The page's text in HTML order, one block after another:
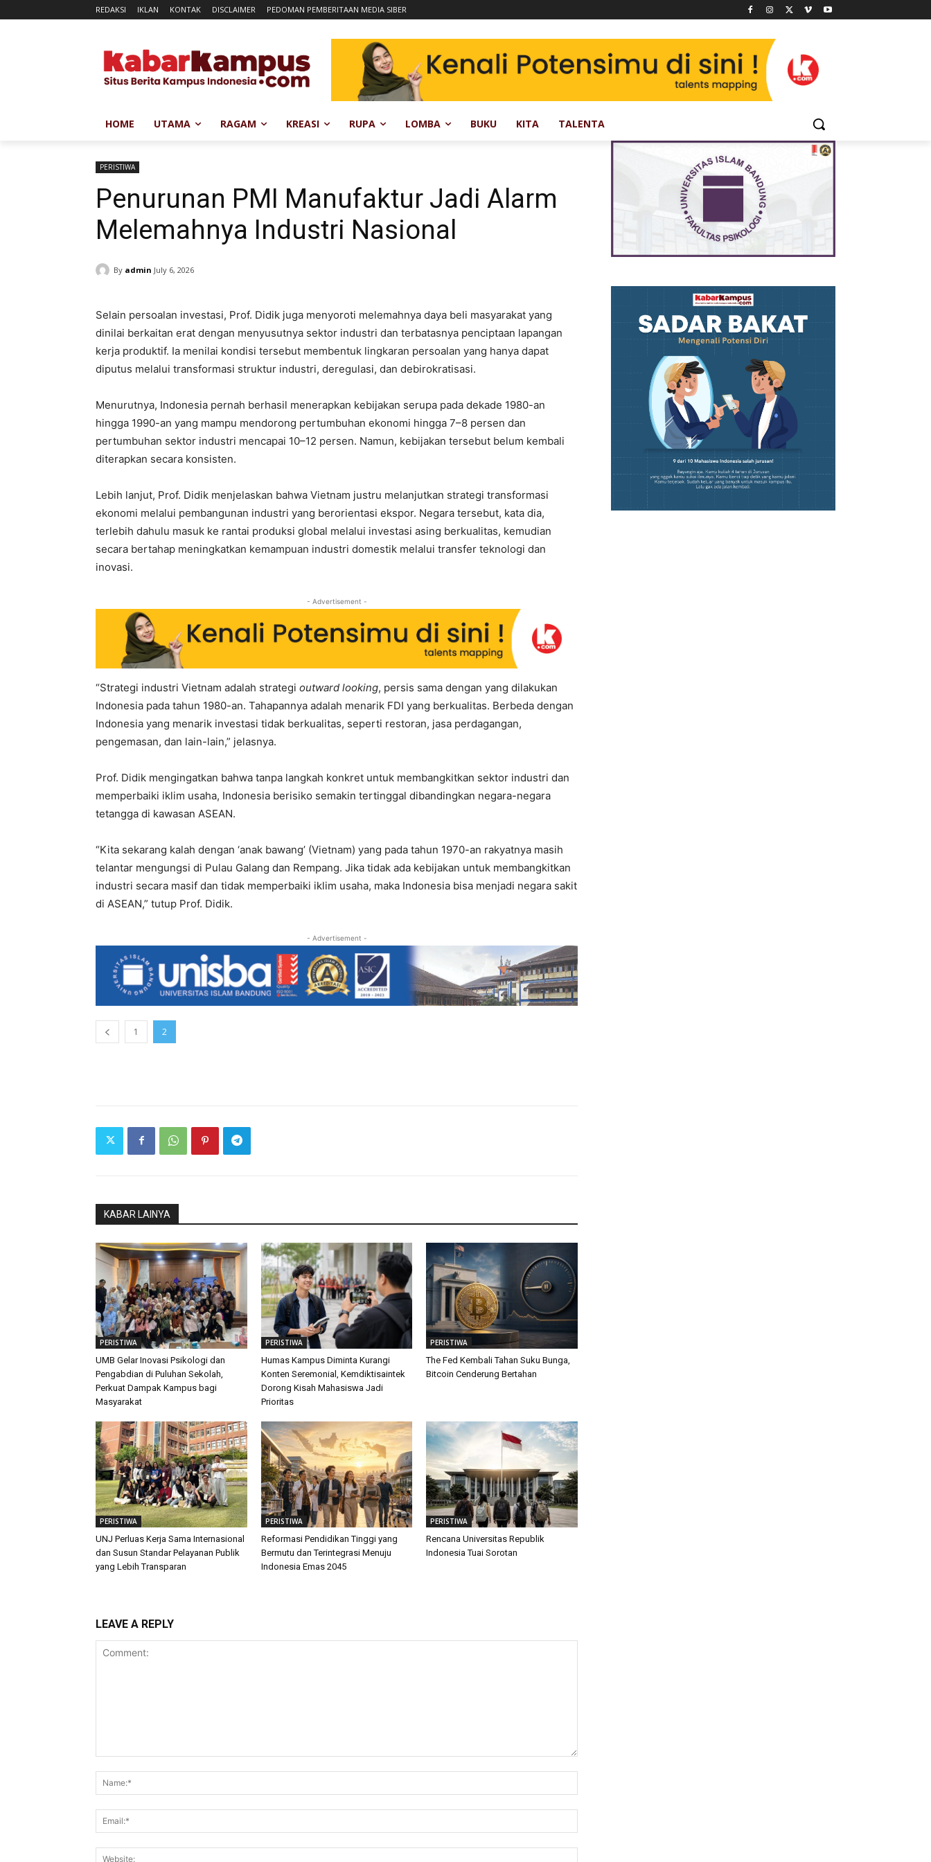
REDAKSI IKLAN KONTAK DISCLAIMER PEDOMAN PEMBERITAAN MEDIA SIBER
HOME UTAMA RAGAM KREASI RUPA LOMBA BUKU KITA TALENTA
PERISTIWA
Penurunan PMI Manufaktur Jadi Alarm
Melemahnya Industri Nasional
By admin July 6, 2026
Selain persoalan investasi, Prof. Didik juga menyoroti melemahnya daya beli masyarakat yang
dinilai berkaitan erat dengan menyusutnya sektor industri dan terbatasnya penciptaan lapangan
kerja produktif. Ia menilai kondisi tersebut membentuk lingkaran persoalan yang hanya dapat
diputus melalui transformasi struktur industri, deregulasi, dan debirokratisasi.
Menurutnya, Indonesia pernah berhasil menerapkan kebijakan serupa pada dekade 1980-an
hingga 1990-an yang mampu mendorong pertumbuhan ekonomi hingga 7–8 persen dan
pertumbuhan sektor industri mencapai 10–12 persen. Namun, kebijakan tersebut belum kembali
diterapkan secara konsisten.
Lebih lanjut, Prof. Didik menjelaskan bahwa Vietnam justru melanjutkan strategi transformasi
ekonomi melalui pembangunan industri yang berorientasi ekspor. Negara tersebut, kata dia,
terlebih dahulu masuk ke rantai produksi global melalui investasi asing berkualitas, kemudian
secara bertahap meningkatkan kemampuan industri domestik melalui transfer teknologi dan
inovasi.
- Advertisement -
“Strategi industri Vietnam adalah strategi outward looking, persis sama dengan yang dilakukan
Indonesia pada tahun 1980-an. Tahapannya adalah menarik FDI yang berkualitas. Berbeda dengan
Indonesia yang menarik investasi tidak berkualitas, seperti restoran, jasa perdagangan,
pengemasan, dan lain-lain,” jelasnya.
Prof. Didik mengingatkan bahwa tanpa langkah konkret untuk membangkitkan sektor industri dan
memperbaiki iklim usaha, Indonesia berisiko semakin tertinggal dibandingkan negara-negara
tetangga di kawasan ASEAN.
“Kita sekarang kalah dengan ‘anak bawang’ (Vietnam) yang pada tahun 1970-an rakyatnya masih
telantar mengungsi di Pulau Galang dan Rempang. Jika tidak ada kebijakan untuk membangkitkan
industri secara masif dan tidak memperbaiki iklim usaha, maka Indonesia bisa menjadi negara sakit
di ASEAN,” tutup Prof. Didik.
- Advertisement -
1 2
KABAR LAINYA
PERISTIWA
UMB Gelar Inovasi Psikologi dan
Pengabdian di Puluhan Sekolah,
Perkuat Dampak Kampus bagi
Masyarakat
PERISTIWA
Humas Kampus Diminta Kurangi
Konten Seremonial, Kemdiktisaintek
Dorong Kisah Mahasiswa Jadi
Prioritas
PERISTIWA
The Fed Kembali Tahan Suku Bunga,
Bitcoin Cenderung Bertahan
PERISTIWA
UNJ Perluas Kerja Sama Internasional
dan Susun Standar Pelayanan Publik
yang Lebih Transparan
PERISTIWA
Reformasi Pendidikan Tinggi yang
Bermutu dan Terintegrasi Menuju
Indonesia Emas 2045
PERISTIWA
Rencana Universitas Republik
Indonesia Tuai Sorotan
LEAVE A REPLY